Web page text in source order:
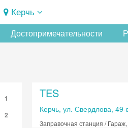
Керчь
Достопримечательности
1
2
TES
Керчь, ул. Свердлова, 49-
Заправочная станция /